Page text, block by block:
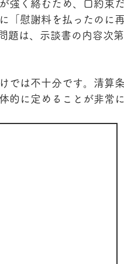
強く絡むため、口約束
「慰謝料を払ったのに
題は、示談書の内容次
では不十分です。清算
的に定めることが非常